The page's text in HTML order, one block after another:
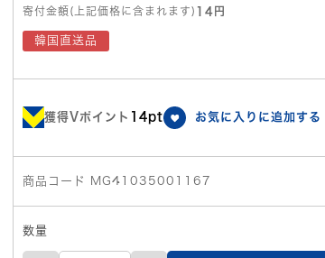
寄付金額(上記価格に含まれます) 14円
韓国直送品
獲得Vポイント 14pt お気に入りに追加する
商品コード MG41035001167
数量